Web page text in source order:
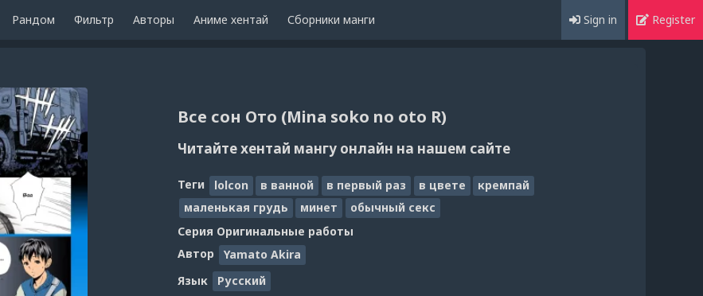
Рандом Фильтр Авторы Аниме хентай Сборники манги Sign in Register
Все сон Ото (Mina soko no oto R)
Читайте хентай мангу онлайн на нашем сайте
Теги lolcon в ванной в первый раз в цвете
кремпай
маленькая грудь
минет
обычный секс
Серия Оригинальные работы
Автор
Yamato Akira
Язык
Русский